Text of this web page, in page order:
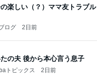
楽しい（？）ママ友トラブ
ログ 2日前
の夫 後から本心言う息子
トピックス 2日前